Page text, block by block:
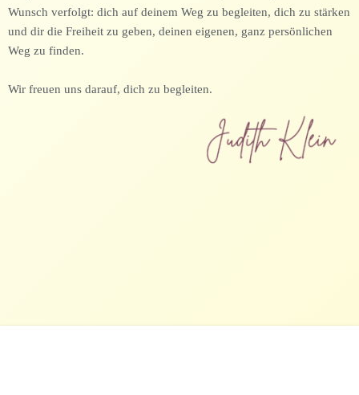
Wunsch verfolgt: dich auf deinem Weg zu begleiten, dich zu stärken
und dir die Freiheit zu geben, deinen eigenen, ganz persönlichen
Weg zu finden.
Wir freuen uns darauf, dich zu begleiten.